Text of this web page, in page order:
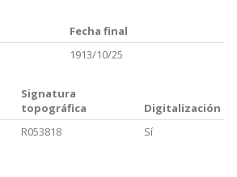
Fecha final
1913/10/25
Signatura
topográfica
Digitalización
R053818 Sí